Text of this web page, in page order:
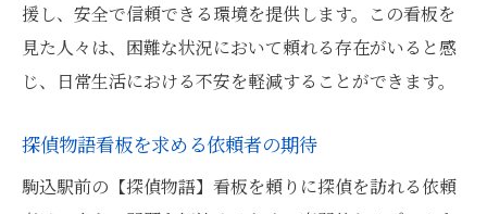
依頼者が見るべき探偵事務所のポイント
看板を活用した探偵事務所の賢い選び方
看板が語る東京都の探偵物語
探偵物語看板が紐解く都市の秘密
援し、安全で信頼できる環境を提供します。この看板を
見た人々は、困難な状況において頼れる存在がいると感
じ、日常生活における不安を軽減することができます。
探偵物語看板を求める依頼者の期待
駒込駅前の【探偵物語】看板を頼りに探偵を訪れる依頼